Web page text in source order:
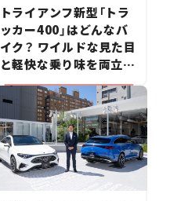
トライアンフ新型「トラ
ッカー400」はどんなバ
イク？ ワイルドな見た目
と軽快な乗り味を両立し
た400ccフラットトラッ
カー【試乗レビュー】